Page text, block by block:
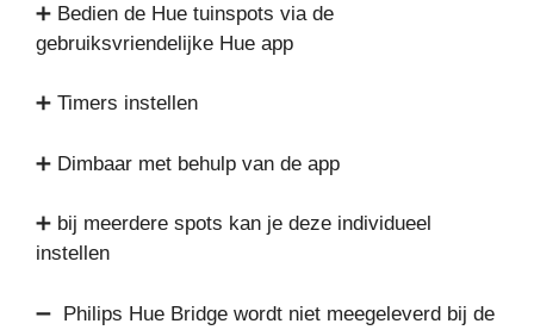
➕ Bedien de Hue tuinspots via de
gebruiksvriendelijke Hue app
➕ Timers instellen
➕ Dimbaar met behulp van de app
➕ bij meerdere spots kan je deze individueel
instellen
➖ Philips Hue Bridge wordt niet meegeleverd bij de